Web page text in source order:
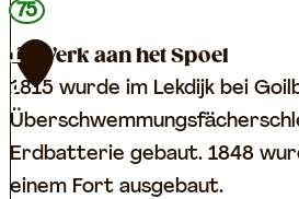
r
s
c
h
e
n
75
1
2
Werk aan het Spoel
1815 wurde im Lekdijk bei
Erdbatterie gebaut. 1848
einem Fort ausgebaut.